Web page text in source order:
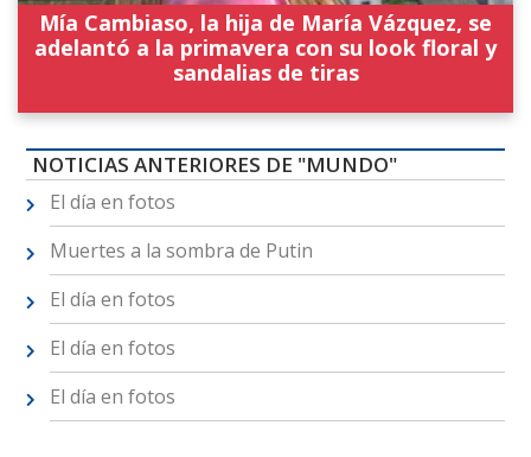
Mía Cambiaso, la hija de María Vázquez, se
adelantó a la primavera con su look floral y
sandalias de tiras
NOTICIAS ANTERIORES DE "MUNDO"
El día en fotos
Muertes a la sombra de Putin
El día en fotos
El día en fotos
El día en fotos